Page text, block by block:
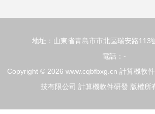
地址：山東省青島市市北區瑞安路113
電話：-
Copyright © 2026 www.cqbfbxg.cn 計算機軟
技有限公司 計算機軟件研發 版權所